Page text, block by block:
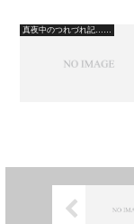
真夜中のつれづれ記……